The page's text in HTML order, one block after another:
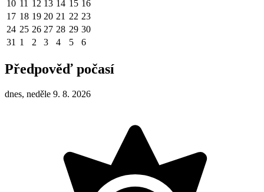
10 11 12 13 14 15 16
17 18 19 20 21 22 23
24 25 26 27 28 29 30
31 1 2 3 4 5 6
Předpověď počasí
dnes, neděle 9. 8. 2026